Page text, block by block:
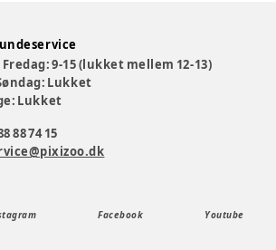
Fredag: 9-15 (lukket mellem 12-13)
Lukket
Lukket
88 74 15
Facebook Youtube